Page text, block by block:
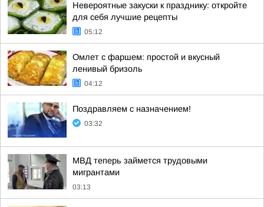
Невероятные закуски к празднику: откройте
для себя лучшие рецепты
05:12
Омлет с фаршем: простой и вкусный
ленивый бризоль
04:12
Поздравляем с назначением!
03:32
МВД теперь займется трудовыми
мигрантами
03:13